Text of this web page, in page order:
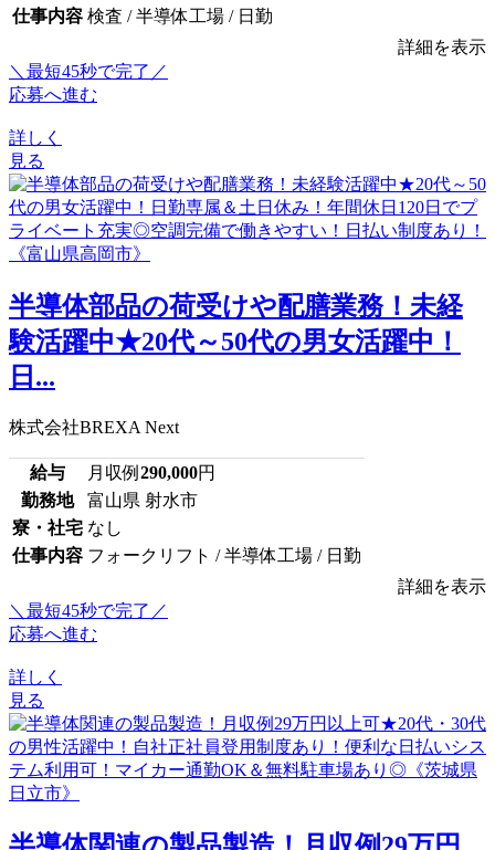
仕事内容 検査 / 半導体工場 / 日勤
詳細を表示
＼最短45秒で完了／
応募へ進む
詳しく
見る
半導体部品の荷受けや配膳業務！未経
験活躍中★20代～50代の男女活躍中！
日...
株式会社BREXA Next
給与 月収例 290,000円
勤務地
富山県 射水市
寮・社宅 なし
仕事内容 フォークリフト / 半導体工場 / 日勤
詳細を表示
＼最短45秒で完了／
応募へ進む
詳しく
見る